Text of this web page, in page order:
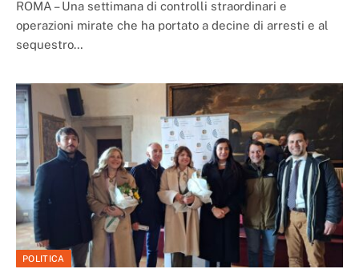
ROMA – Una settimana di controlli straordinari e
operazioni mirate che ha portato a decine di arresti e al
sequestro…
POLITICA